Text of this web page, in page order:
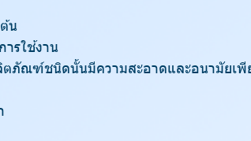
น
รใช้งาน
ตภัณฑ์ชนิดนั้นมีความสะอาดและอนามัย